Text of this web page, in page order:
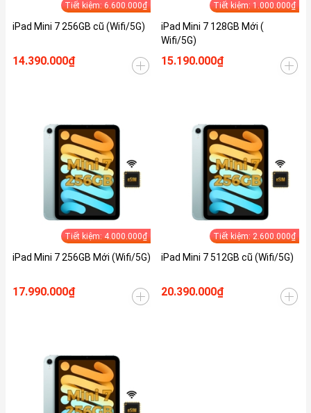
Tiết kiệm: 6.600.000₫
iPad Mini 7 256GB cũ (Wifi/5G)
14.390.000₫
Tiết kiệm: 1.000.000₫
iPad Mini 7 128GB Mới (
Wifi/5G)
15.190.000₫
Tiết kiệm: 4.000.000₫
iPad Mini 7 256GB Mới (Wifi/5G)
17.990.000₫
Tiết kiệm: 2.600.000₫
iPad Mini 7 512GB cũ (Wifi/5G)
20.390.000₫